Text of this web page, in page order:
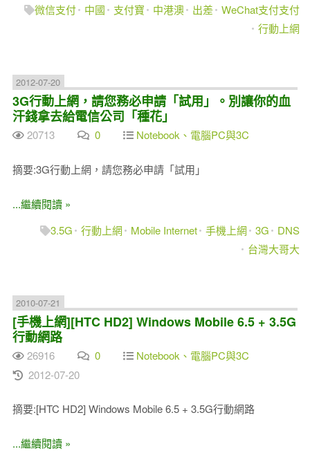
微信支付
中國 支付寶 中港澳 出差 WeChat支付支付
行動上網
2012-07-20
3G行動上網，請您務必申請「試用」。別讓你的血
汗錢拿去給電信公司「種花」
20713 0 Notebook、電腦PC與3C
摘要:3G行動上網，請您務必申請「試用」
...繼續閱讀 »
3.5G
行動上網 Mobile Internet 手機上網 3G
DNS
台灣大哥大
2010-07-21
[手機上網][HTC HD2] Windows Mobile 6.5 + 3.5G
行動網路
26916 0
Notebook、電腦PC與3C
2012-07-20
摘要:[HTC HD2] Windows Mobile 6.5 + 3.5G行動網路
...繼續閱讀 »